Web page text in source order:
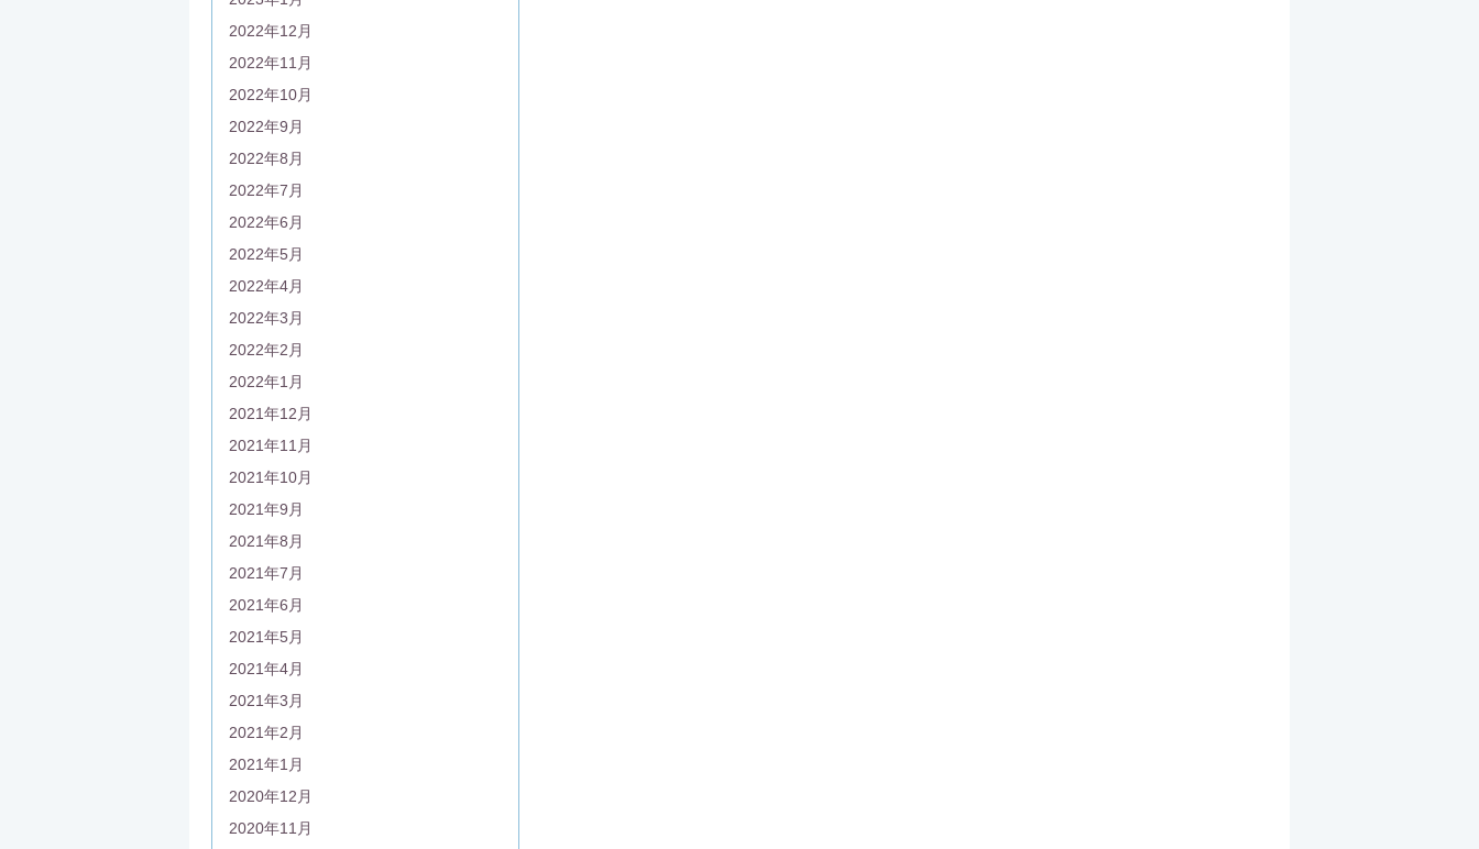
2022年12月
2022年11月
2022年10月
2022年9月
2022年8月
2022年7月
2022年6月
2022年5月
2022年4月
2022年3月
2022年2月
2022年1月
2021年12月
2021年11月
2021年10月
2021年9月
2021年8月
2021年7月
2021年6月
2021年5月
2021年4月
2021年3月
2021年2月
2021年1月
2020年12月
2020年11月